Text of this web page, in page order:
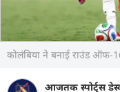
कोलंबिया ने बनाई राउंड
आजतक स्पोर्ट्स